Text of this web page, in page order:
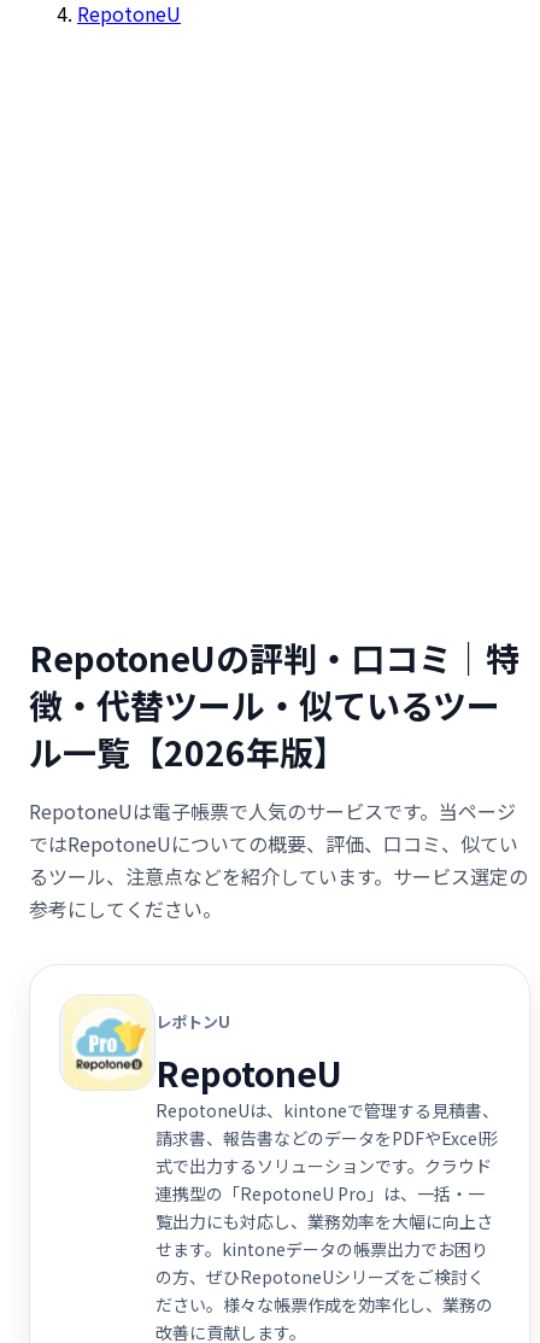
RepotoneU
RepotoneUの評判・口コミ｜特
徴・代替ツール・似ているツー
ル一覧【2026年版】
RepotoneUは電子帳票で人気のサービスです。当ページ
ではRepotoneUについての概要、評価、口コミ、似てい
るツール、注意点などを紹介しています。サービス選定の
参考にしてください。
レポトンU
RepotoneU
RepotoneUは、kintoneで管理する見積書、
請求書、報告書などのデータをPDFやExcel形
式で出力するソリューションです。クラウド
連携型の「RepotoneU Pro」は、一括・一
覧出力にも対応し、業務効率を大幅に向上さ
せます。kintoneデータの帳票出力でお困り
の方、ぜひRepotoneUシリーズをご検討く
ださい。様々な帳票作成を効率化し、業務の
改善に貢献します。